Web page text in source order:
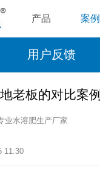
产品 案例
用户反馈
老板的对比案例
业水溶肥生产厂家
11:30